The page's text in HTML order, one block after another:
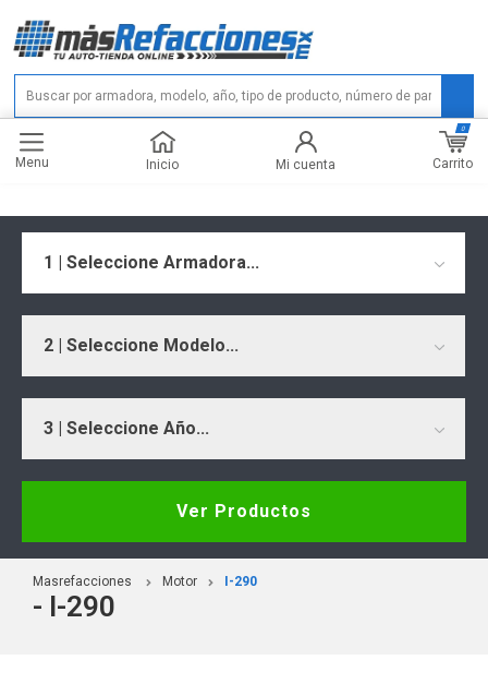
Menu Inicio Mi cuenta Carrito
0
1 | Seleccione Armadora...
2 | Seleccione Modelo...
3 | Seleccione Año...
Ver Productos
Masrefacciones Motor I-290
- I-290